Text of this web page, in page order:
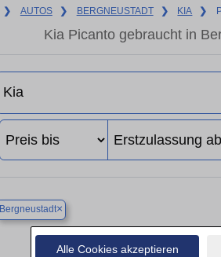
Alle Cookies akzeptieren
❯ AUTOS ❯ BERGNEUSTADT ❯ KIA ❯
Kia Picanto gebraucht in
Bergneustadt×
Finden